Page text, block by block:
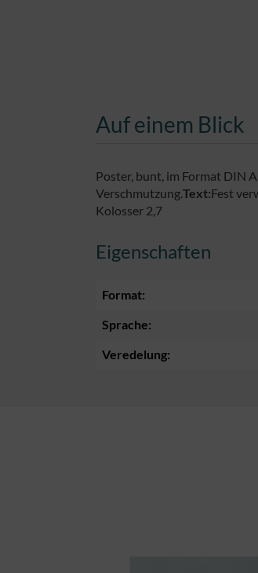
Auf einem Blick
Poster, bunt, im Format DIN
Verschmutzung.Text:Fest
Kolosser 2,7
Eigenschaften
Format:
Sprache:
Veredelung: